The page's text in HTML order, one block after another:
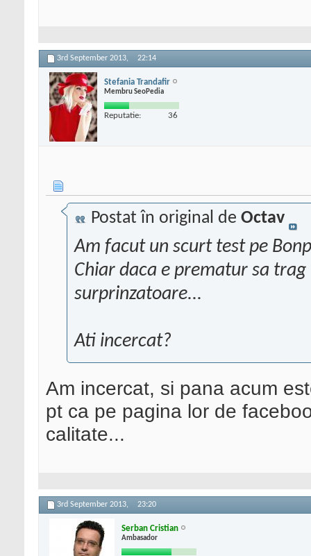
3rd September 2013, 22:14
Stefania Trandafir
Membru SeoPedia
Reputatie: 36
Postat în original de Octav
Am facut un scurt test pe
Chiar daca e prematur sa
surprinzatoare...
Ati incercat?
Am incercat, si pana acum
pt ca pe pagina lor de
calitate...
3rd September 2013, 23:20
Serban Cristian
Ambasador